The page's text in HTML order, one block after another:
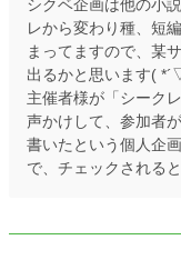
シクベ企画は他の小
レから変わり種、短
まってますので、某
出るかと思います(
主催者様が「シーク
声かけして、参加者
書いたという個人企
で、チェックされる